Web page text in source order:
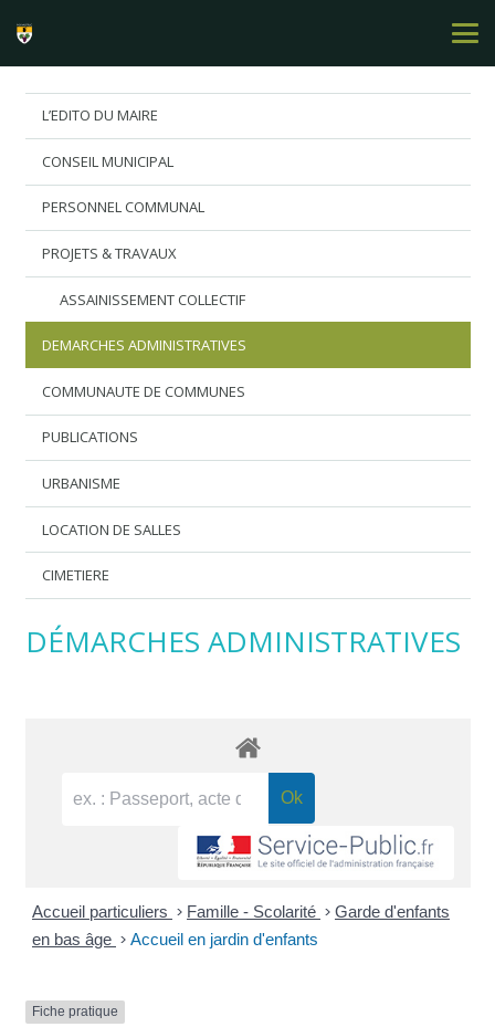
L’EDITO DU MAIRE
CONSEIL MUNICIPAL
PERSONNEL COMMUNAL
PROJETS & TRAVAUX
ASSAINISSEMENT COLLECTIF
DEMARCHES ADMINISTRATIVES
COMMUNAUTE DE COMMUNES
PUBLICATIONS
URBANISME
LOCATION DE SALLES
CIMETIERE
DÉMARCHES ADMINISTRATIVES
Accueil particuliers > Famille - Scolarité > Garde d'enfants
en bas âge > Accueil en jardin d'enfants
Fiche pratique